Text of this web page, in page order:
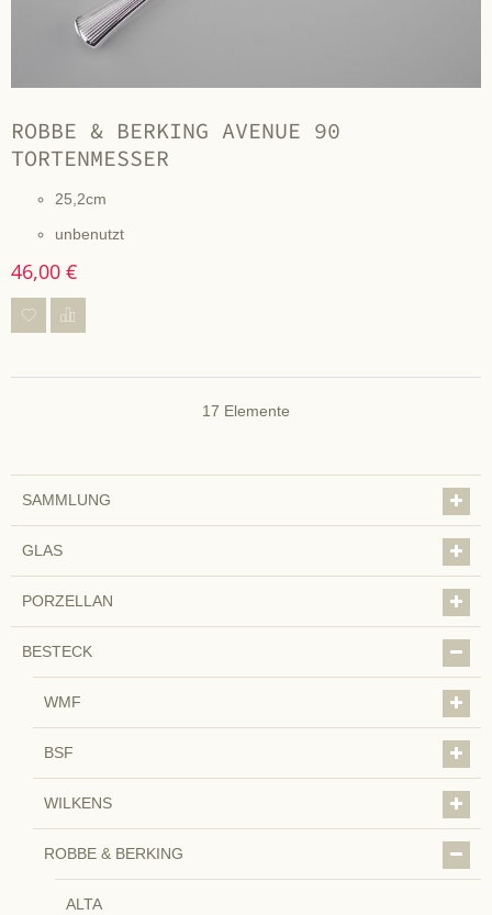
ROBBE & BERKING AVENUE 90
TORTENMESSER
25,2cm
unbenutzt
46,00 €
17 Elemente
SAMMLUNG
GLAS
PORZELLAN
BESTECK
WMF
BSF
WILKENS
ROBBE & BERKING
ALTA